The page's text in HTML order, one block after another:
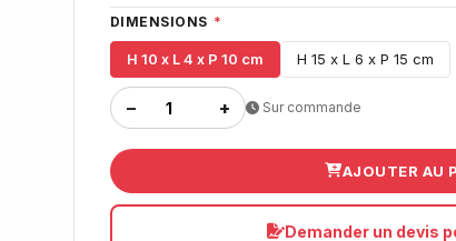
DIMENSIONS *
H 10 x L 4 x P 10 cm H 15 x L 6 x P 15 cm
− + Sur commande
AJOUTER AU
Demander un devis